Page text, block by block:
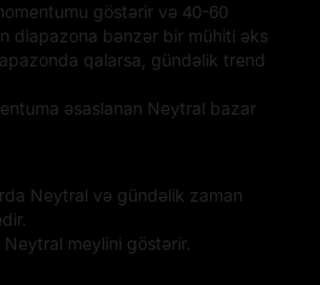
göstərir və 40-60
diapazona bənzər bir mühiti əks
qalarsa, gündəlik trend
əsaslanan Neytral bazar
Neytral və gündəlik zaman
Neytral meylini göstərir.